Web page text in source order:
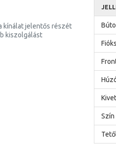
kínálat jelentős részét
kiszolgálást
Szín